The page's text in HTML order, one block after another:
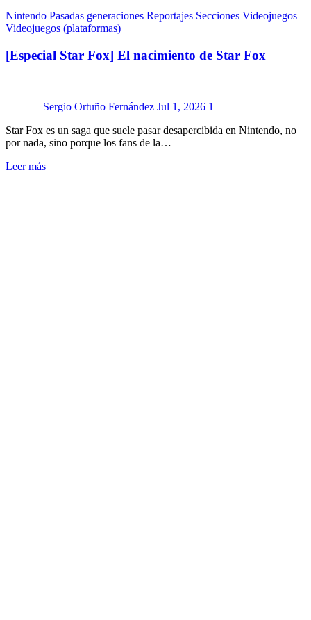
Nintendo Pasadas generaciones Reportajes Secciones Videojuegos
Videojuegos (plataformas)
[Especial Star Fox] El nacimiento de Star Fox
Sergio Ortuño Fernández Jul 1, 2026 1
Star Fox es un saga que suele pasar desapercibida en Nintendo, no
por nada, sino porque los fans de la…
Leer más